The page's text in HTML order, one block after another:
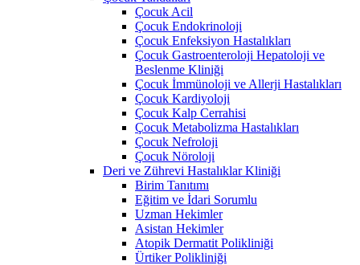
Çocuk Acil
Çocuk Endokrinoloji
Çocuk Enfeksiyon Hastalıkları
Çocuk Gastroenteroloji Hepatoloji ve
Beslenme Kliniği
Çocuk İmmünoloji ve Allerji Hastalıkları
Çocuk Kardiyoloji
Çocuk Kalp Cerrahisi
Çocuk Metabolizma Hastalıkları
Çocuk Nefroloji
Çocuk Nöroloji
Deri ve Zührevi Hastalıklar Kliniği
Birim Tanıtımı
Eğitim ve İdari Sorumlu
Uzman Hekimler
Asistan Hekimler
Atopik Dermatit Polikliniği
Ürtiker Polikliniği